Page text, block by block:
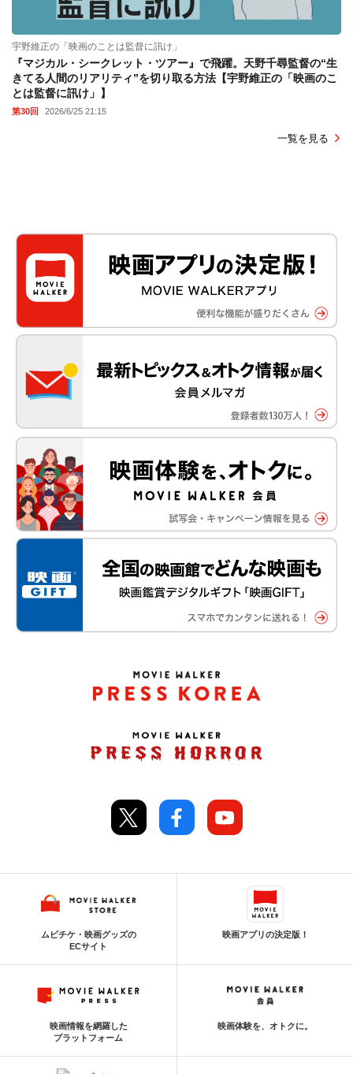
宇野維正の「映画のことは監督に訊け」
『マジカル・シークレット・ツアー』で飛躍。天野千尋監督の“生
きてる人間のリアリティ”を切り取る方法【宇野維正の「映画のこ
とは監督に訊け」】
第30回 2026/6/25 21:15
一覧を見る
ムビチケ・映画グッズの
ECサイト
映画アプリの決定版！
映画情報を網羅した
プラットフォーム
映画体験を、オトクに。